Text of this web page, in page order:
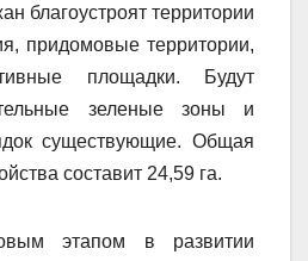
благоустроят территории
придомовые территории,
площадки. Будут
зеленые зоны и
существующие. Общая
составит 24,59 га.
этапом в развитии